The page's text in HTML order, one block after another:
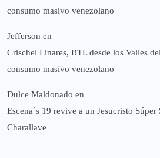
consumo masivo venezolano
Jefferson en
Crischel Linares, BTL desde los Valles
consumo masivo venezolano
Dulce Maldonado en
Escena´s 19 revive a un Jesucristo
Charallave